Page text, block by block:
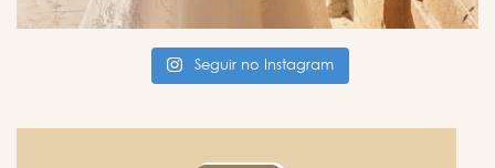
Seguir no Instagram